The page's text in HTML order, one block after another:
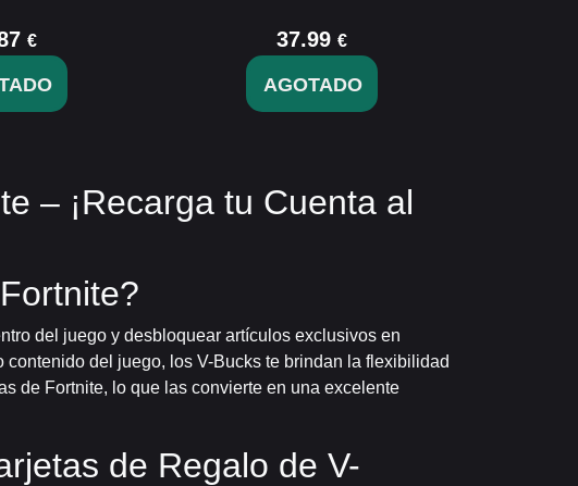
€ 37.99 €
AGOTADO
– ¡Recarga tu Cuenta al
del juego y desbloquear artículos exclusivos en
del juego, los V-Bucks te brindan la flexibilidad
de Fortnite, lo que las convierte en una excelente
de Regalo de V-